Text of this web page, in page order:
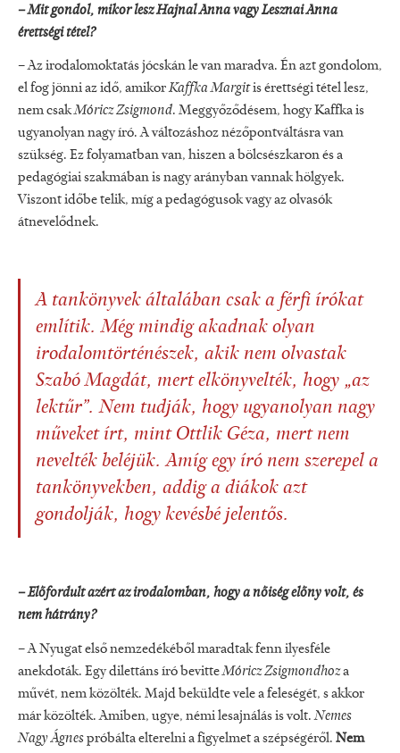
– Mit gondol, mikor lesz Hajnal Anna vagy Lesznai Anna
érettségi tétel?
– Az irodalomoktatás jócskán le van maradva. Én azt gondolom,
el fog jönni az idő, amikorKaffka Margitis érettségi tétel lesz,
nem csakMóricz Zsigmond. Meggyőződésem, hogy Kaffka is
ugyanolyan nagy író. A változáshoz nézőpontváltásra van
szükség. Ez folyamatban van, hiszen a bölcsészkaron és a
pedagógiai szakmában is nagy arányban vannak hölgyek.
Viszont időbe telik, míg a pedagógusok vagy az olvasók
átnevelődnek.
A tankönyvek általában csak a férfi írókat
említik. Még mindig akadnak olyan
irodalomtörténészek, akik nem olvastak
Szabó Magdát, mert elkönyvelték, hogy „az
lektűr”. Nem tudják, hogy ugyanolyan nagy
műveket írt, mint Ottlik Géza, mert nem
nevelték beléjük. Amíg egy író nem szerepel a
tankönyvekben, addig a diákok azt
gondolják, hogy kevésbé jelentős.
– Előfordult azért az irodalomban, hogy a nőiség előny volt, és
nem hátrány?
– A Nyugat első nemzedékéből maradtak fenn ilyesféle
anekdoták. Egy dilettáns író bevitteMóricz Zsigmondhoza
művét, nem közölték. Majd beküldte vele a feleségét, s akkor
már közölték. Amiben, ugye, némi lesajnálás is volt.Nemes
Nagy Ágnespróbálta elterelni a figyelmet a szépségéről. Nem